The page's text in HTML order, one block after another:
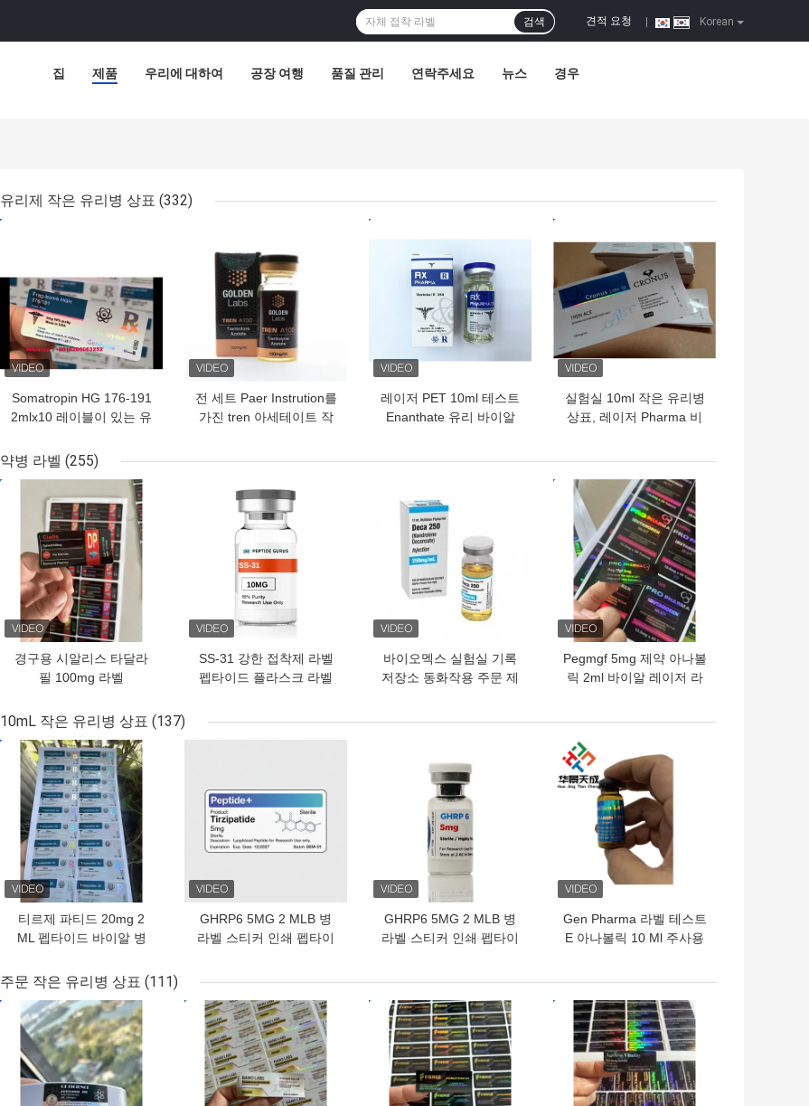
Korean
견적 요청
검색
집 제품 우리에 대하여 공장 여행 품질 관리 연락주세요 뉴스 경우
유리제 작은 유리병 상표 (332)
Somatropin HG 176-191
2mlx10 레이블이 있는 유
전 세트 Paer Instrution를
가진 tren 아세테이트 작
레이저 PET 10ml 테스트
Enanthate 유리 바이알
실험실 10ml 작은 유리병
상표, 레이저 Pharma 비
약병 라벨 (255)
경구용 시알리스 타달라
필 100mg 라벨
SS-31 강한 접착제 라벨
펩타이드 플라스크 라벨
최고의 가격
바이오멕스 실험실 기록
저장소 동화작용 주문 제
Pegmgf 5mg 제약 아나볼
릭 2ml 바이알 레이저 라
최고의 가격
10mL 작은 유리병 상표 (137)
티르제 파티드 20mg 2
ML 펩타이드 바이알 병
최고의 가격
GHRP6 5MG 2 MLB 병
라벨 스티커 인쇄 펩타이
GHRP6 5MG 2 MLB 병
라벨 스티커 인쇄 펩타이
Gen Pharma 라벨 테스트
E 아나볼릭 10 Ml 주사용
최고의 가격
주문 작은 유리병 상표 (111)
최고의 가격 최고의 가격 최고의 가격 최고의 가격